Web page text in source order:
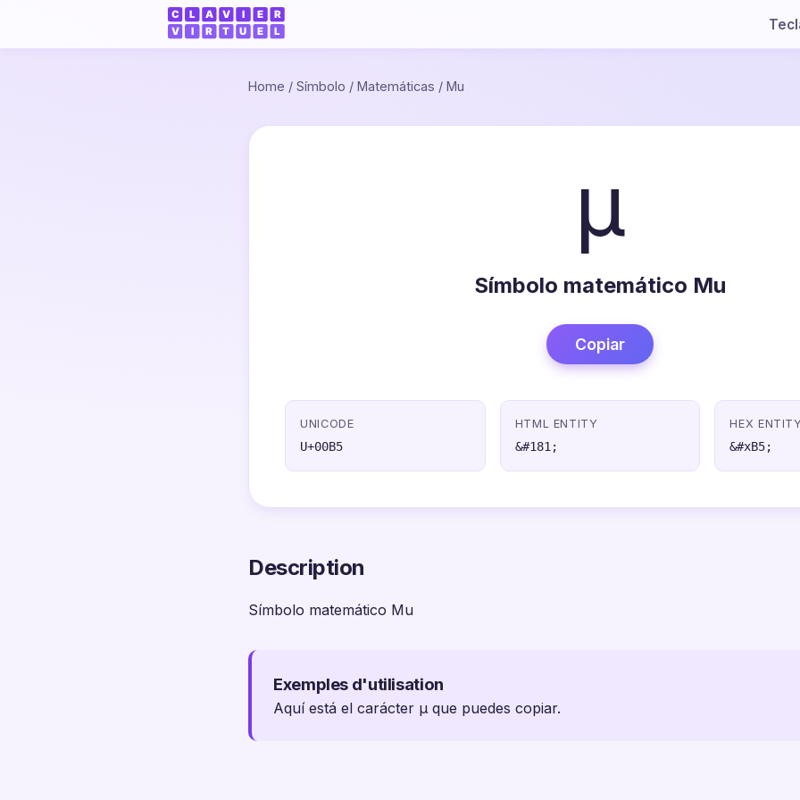
Home / Símbolo / Matemáticas / Mu
µ
Símbolo matemático Mu
Copiar
UNICODE
U+00B5
HTML ENTITY
&#181;
HEX
&#xB5;
Description
Símbolo matemático Mu
Exemples d'utilisation
Aquí está el carácter µ que puedes copiar.